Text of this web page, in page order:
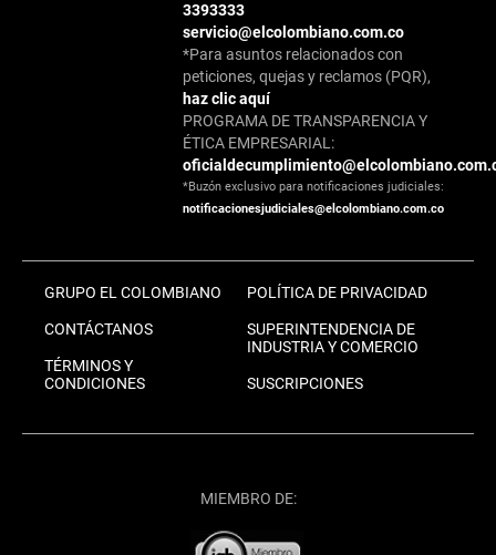
3393333
servicio@elcolombiano.com.co
*Para asuntos relacionados con
peticiones, quejas y reclamos (PQR),
haz clic aquí
PROGRAMA DE TRANSPARENCIA Y
ÉTICA EMPRESARIAL:
*Buzón exclusivo para notificaciones judiciales:
notificacionesjudiciales@elcolombiano.com.co
GRUPO EL COLOMBIANO
CONTÁCTANOS
TÉRMINOS Y
CONDICIONES
POLÍTICA DE PRIVACIDAD
SUPERINTENDENCIA DE
INDUSTRIA Y COMERCIO
SUSCRIPCIONES
MIEMBRO DE: